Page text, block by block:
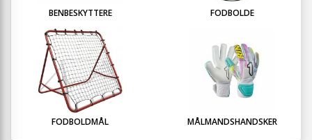
BENBESKYTTERE FODBOLDE
FODBOLDMÅL MÅLMANDSHANDSKER